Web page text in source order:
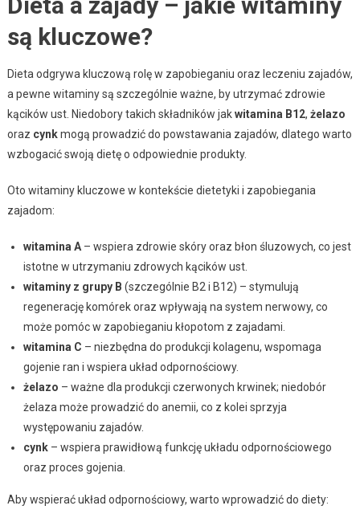
są kluczowe?
Dieta odgrywa kluczową rolę w zapobieganiu oraz leczeniu zajadów,
a pewne witaminy są szczególnie ważne, by utrzymać zdrowie
kącików ust. Niedobory takich składników jakwitamina B12, żelazo
oraz cynkmogą prowadzić do powstawania zajadów, dlatego warto
wzbogacić swoją dietę o odpowiednie produkty.
Oto witaminy kluczowe w kontekście dietetyki i zapobiegania
zajadom:
witamina A– wspiera zdrowie skóry oraz błon śluzowych, co jest
istotne w utrzymaniu zdrowych kącików ust.
witaminy z grupy B (szczególnie B2 i B12) – stymulują
regenerację komórek oraz wpływają na system nerwowy, co
może pomóc w zapobieganiu kłopotom z zajadami.
witamina C – niezbędna do produkcji kolagenu, wspomaga
gojenie ran i wspiera układ odpornościowy.
żelazo – ważne dla produkcji czerwonych krwinek; niedobór
żelaza może prowadzić do anemii, co z kolei sprzyja
występowaniu zajadów.
cynk– wspiera prawidłową funkcję układu odpornościowego
oraz proces gojenia.
Aby wspierać układ odpornościowy, warto wprowadzić do diety: